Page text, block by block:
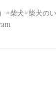
#柴犬#柴犬の